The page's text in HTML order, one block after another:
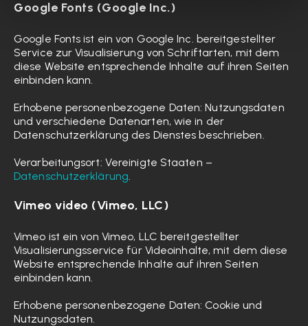
Google Fonts (Google Inc.)
Google Fonts ist ein von Google Inc. bereitgestellter
Service zur Visualisierung von Schriftarten, mit dem
diese Website entsprechende Inhalte auf ihren Seiten
einbinden kann.
Erhobene personenbezogene Daten: Nutzungsdaten
und verschiedene Datenarten, wie in der
Datenschutzerklärung des Dienstes beschrieben.
Verarbeitungsort: Vereinigte Staaten –
Datenschutzerklärung
Vimeo video (Vimeo, LLC)
Vimeo ist ein von Vimeo, LLC bereitgestellter
Visualisierungsservice für Videoinhalte, mit dem diese
Website entsprechende Inhalte auf ihren Seiten
einbinden kann.
Erhobene personenbezogene Daten: Cookie und
Nutzungsdaten.